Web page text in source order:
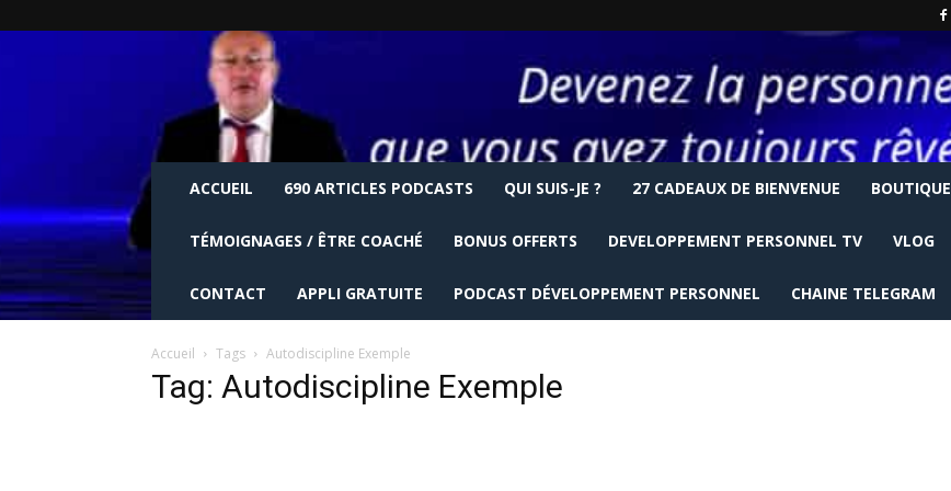
ACCUEIL 690 ARTICLES PODCASTS QUI SUIS-JE ? 27 CADEAUX DE BIENVENUE BOUTIQUE
TÉMOIGNAGES / ÊTRE COACHÉ BONUS OFFERTS DEVELOPPEMENT PERSONNEL TV VLOG
CONTACT APPLI GRATUITE PODCAST DÉVELOPPEMENT PERSONNEL CHAINE TELEGRAM
Accueil Tags Autodiscipline Exemple
Tag: Autodiscipline Exemple